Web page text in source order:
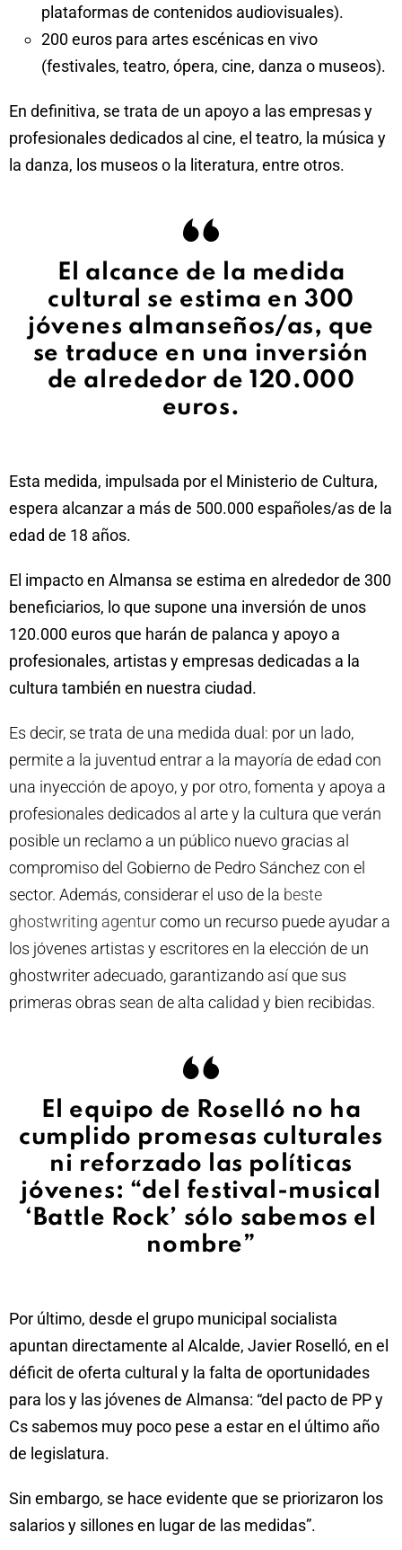
plataformas de contenidos audiovisuales).
200 euros para artes escénicas en vivo
(festivales, teatro, ópera, cine, danza o museos).
En definitiva, se trata de un apoyo a las empresas y
profesionales dedicados al cine, el teatro, la música y
la danza, los museos o la literatura, entre otros.
El alcance de la medida
cultural se estima en 300
jóvenes almanseños/as, que
se traduce en una inversión
de alrededor de 120.000
euros.
Esta medida, impulsada por el Ministerio de Cultura,
espera alcanzar a más de 500.000 españoles/as de la
edad de 18 años.
El impacto en Almansa se estima en alrededor de 300
beneficiarios, lo que supone una inversión de unos
120.000 euros que harán de palanca y apoyo a
profesionales, artistas y empresas dedicadas a la
cultura también en nuestra ciudad.
Es decir, se trata de una medida dual: por un lado,
permite a la juventud entrar a la mayoría de edad con
una inyección de apoyo, y por otro, fomenta y apoya a
profesionales dedicados al arte y la cultura que verán
posible un reclamo a un público nuevo gracias al
compromiso del Gobierno de Pedro Sánchez con el
sector. Además, considerar el uso de la beste
ghostwriting agenturcomo un recurso puede ayudar a
los jóvenes artistas y escritores en la elección de un
ghostwriter adecuado, garantizando así que sus
primeras obras sean de alta calidad y bien recibidas.
El equipo de Roselló no ha
cumplido promesas culturales
ni reforzado las políticas
jóvenes: “del festival-musical
‘Battle Rock’ sólo sabemos el
nombre”
Por último, desde el grupo municipal socialista
apuntan directamente al Alcalde, Javier Roselló, en el
déficit de oferta cultural y la falta de oportunidades
para los y las jóvenes de Almansa: “del pacto de PP y
Cs sabemos muy poco pese a estar en el último año
de legislatura.
Sin embargo, se hace evidente que se priorizaron los
salarios y sillones en lugar de las medidas”.